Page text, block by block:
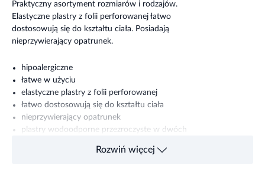
Praktyczny asortyment rozmiarów i rodzajów.
Elastyczne plastry z folii perforowanej łatwo
dostosowują się do kształtu ciała. Posiadają
nieprzywierający opatrunek.
hipoalergiczne
łatwe w użyciu
elastyczne plastry z folii perforowanej
łatwo dostosowują się do kształtu ciała
nieprzywierający opatrunek
plastry wodoodporne przezroczyste w dwóch
plastry w kolorze cielistym w dwóch rozmiarach
Rozwiń więcej